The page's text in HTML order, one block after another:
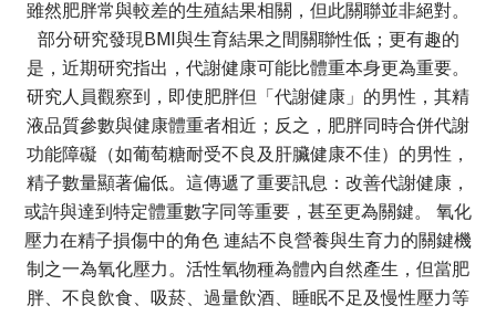
雖然肥胖常與較差的生殖結果相關，但此關聯並非絕對。
部分研究發現BMI與生育結果之間關聯性低；更有趣的
是，近期研究指出，代謝健康可能比體重本身更為重要。
研究人員觀察到，即使肥胖但「代謝健康」的男性，其精
液品質參數與健康體重者相近；反之，肥胖同時合併代謝
功能障礙（如葡萄糖耐受不良及肝臟健康不佳）的男性，
精子數量顯著偏低。這傳遞了重要訊息：改善代謝健康，
或許與達到特定體重數字同等重要，甚至更為關鍵。 氧化
壓力在精子損傷中的角色 連結不良營養與生育力的關鍵機
制之一為氧化壓力。活性氧物種為體內自然產生，但當肥
胖、不良飲食、吸菸、過量飲酒、睡眠不足及慢性壓力等